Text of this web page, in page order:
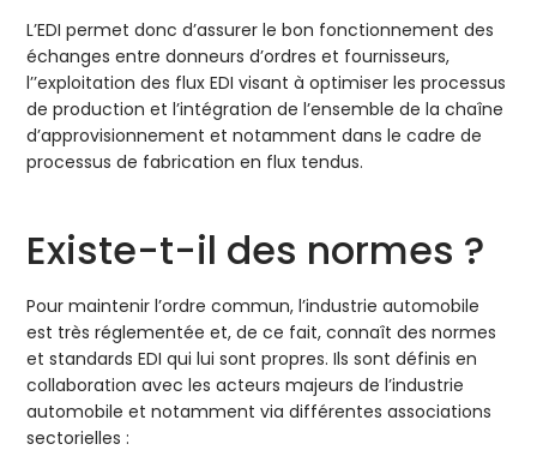
L’EDI permet donc d’assurer le bon fonctionnement des
échanges entre donneurs d’ordres et fournisseurs,
l’’exploitation des flux EDI visant à optimiser les processus
de production et l’intégration de l’ensemble de la chaîne
d’approvisionnement et notamment dans le cadre de
processus de fabrication en flux tendus.
Existe-t-il des normes ?
Pour maintenir l’ordre commun, l’industrie automobile
est très réglementée et, de ce fait, connaît des normes
et standards EDI qui lui sont propres. Ils sont définis en
collaboration avec les acteurs majeurs de l’industrie
automobile et notamment via différentes associations
sectorielles :